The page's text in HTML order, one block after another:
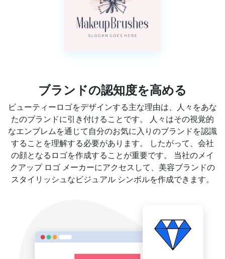
ブランドの認知度を高める
ビューティーロゴをデザインする主な理由は、人々をあな
たのブランドに引き付けることです。 人々はその視覚的
なエンブレムを通じて自分のお気に入りのブランドを認識
することを理解する必要があります。 したがって、会社
の顔となるロゴを作成することが重要です。 当社のメイ
クアップ ロゴ メーカーにアクセスして、美容ブランドの
スタイリッシュなビジュアル シンボルを作成できます。